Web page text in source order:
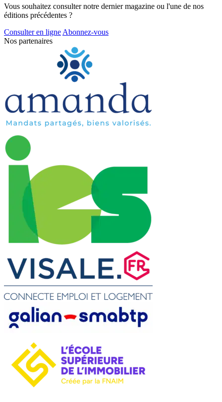
Vous souhaitez consulter notre dernier magazine ou l'une de nos
éditions précédentes ?
Consulter en ligneAbonnez-vous
Nos partenaires